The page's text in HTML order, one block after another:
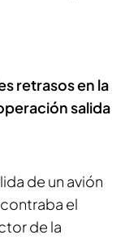
retrasos en la
salida
de un avión
el
de la